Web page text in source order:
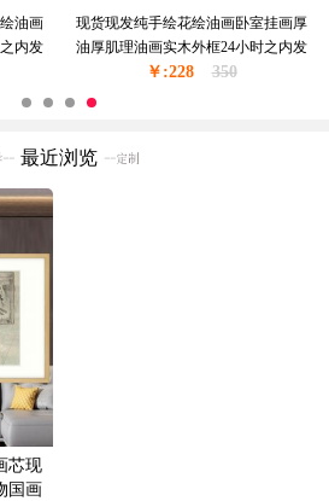
油画
内发
现货现发纯手绘花绘油画卧室挂画厚
油厚肌理油画实木外框24小时之内发
货
￥:228 350
最近浏览
芯现
国画